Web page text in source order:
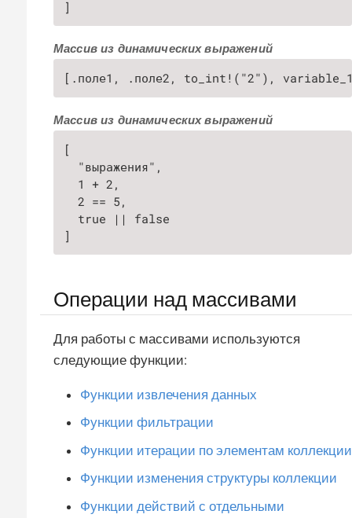
]
Массив из динамических выражений
[.поле1, .поле2, to_int!("2"),
Массив из динамических выражений
[
  "выражения",
  1 + 2,
  2 == 5,
  true || false
]
Операции над массивами
Для работы с массивами используются
следующие функции:
Функции извлечения данных
Функции фильтрации
Функции итерации по элементам коллекции
Функции изменения структуры коллекции
Функции действий с отдельными